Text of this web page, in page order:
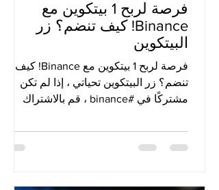
فرصة لربح 1 بيتكوين مع
Binance! كيف تنضم؟ زر
البيتكوين
فرصة لربح 1 بيتكوين مع Binance! كيف
تنضم؟ زر البيتكوين تحياتي ، إذا لم تكن
مشتركًا في #binance ، قم بالاشتراك